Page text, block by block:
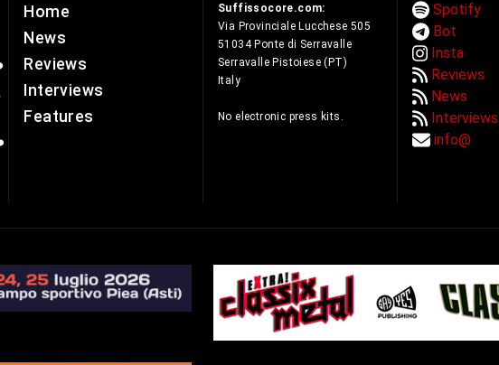
Home
News
Reviews
Interviews
Features
Suffissocore.com:
Via Provinciale Lucchese 505
51034 Ponte di Serravalle
Serravalle Pistoiese (PT)
Italy
No electronic press kits.
Spotify
Bot
Insta
Reviews
News
Interviews
info@